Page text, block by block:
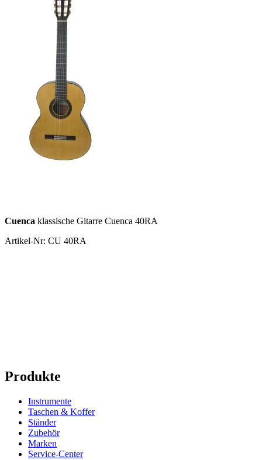
Cuenca klassische Gitarre Cuenca 40RA
Artikel-Nr: CU 40RA
Produkte
Instrumente
Taschen & Koffer
Ständer
Zubehör
Marken
Service-Center